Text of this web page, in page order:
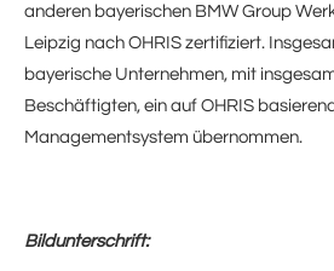
anderen bayerischen BMW Group
Leipzig nach OHRIS zertifiziert.
bayerische Unternehmen, mit
Beschäftigten, ein auf OHRIS
Managementsystem übernommen.
Bildunterschrift: